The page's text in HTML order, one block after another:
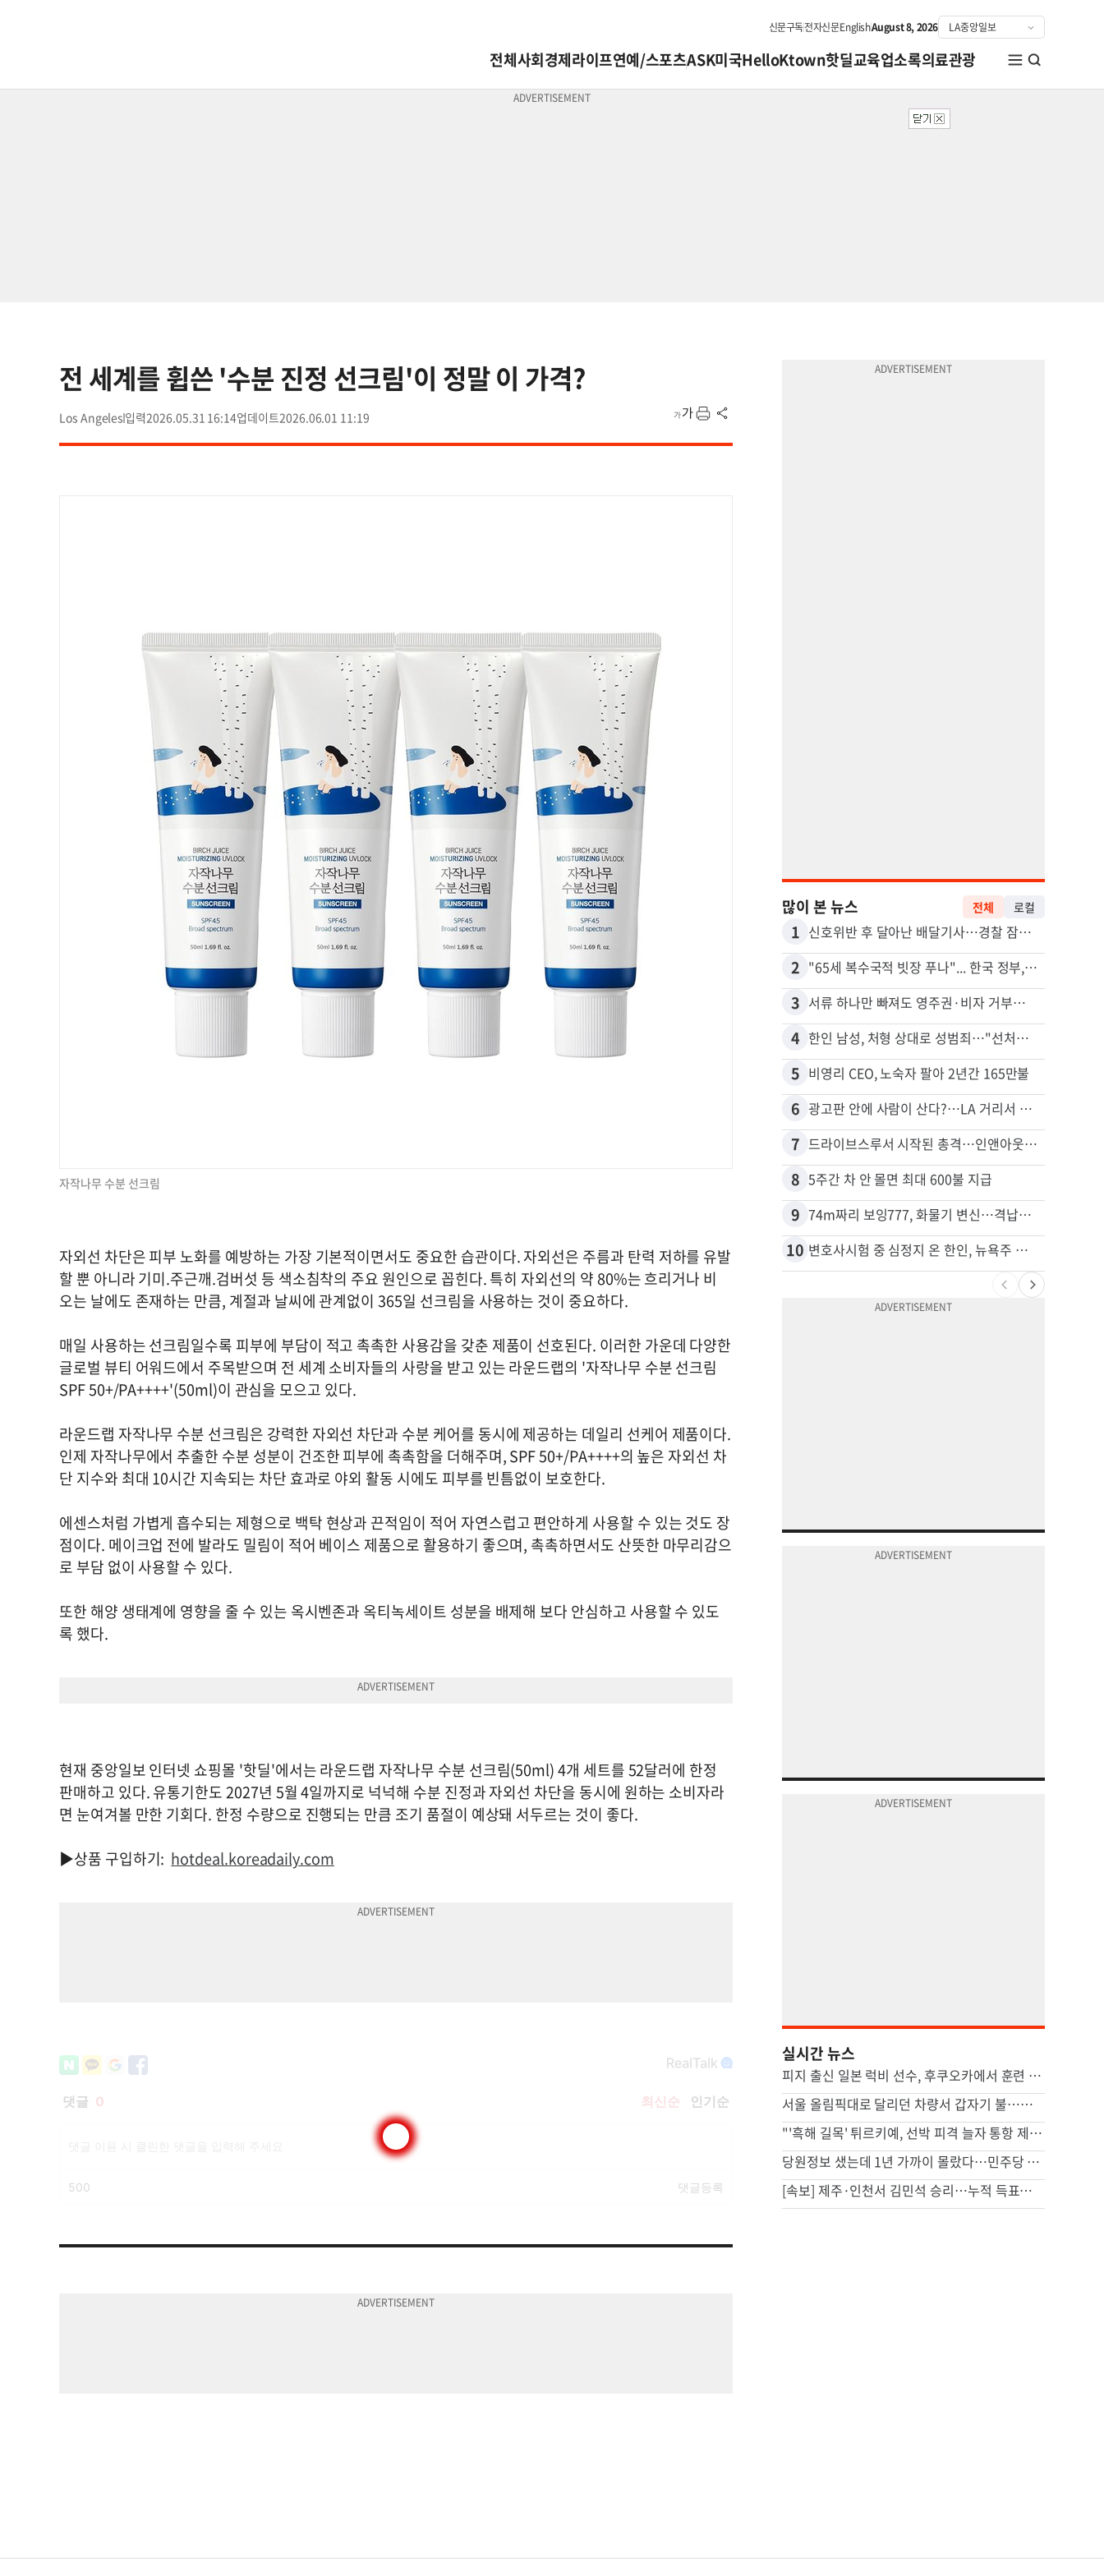
신문구독전자신문EnglishAugust 8, 2026
전체사회경제라이프연예/스포츠ASK미국HelloKtown핫딜교육업소록의료관광
전 세계를 휩쓴 '수분 진정 선크림'이 정말 이 가격?
Los Angeles 2026.05.31 16:14 2026.06.01 11:19
자작나무 수분 선크림
자외선 차단은 피부 노화를 예방하는 가장 기본적이면서도 중요한 습관이다. 자외선은 주름과 탄력 저하를 유발
할 뿐 아니라 기미.주근깨.검버섯 등 색소침착의 주요 원인으로 꼽힌다. 특히 자외선의 약 80%는 흐리거나 비
오는 날에도 존재하는 만큼, 계절과 날씨에 관계없이 365일 선크림을 사용하는 것이 중요하다.
매일 사용하는 선크림일수록 피부에 부담이 적고 촉촉한 사용감을 갖춘 제품이 선호된다. 이러한 가운데 다양한
글로벌 뷰티 어워드에서 주목받으며 전 세계 소비자들의 사랑을 받고 있는 라운드랩의 '자작나무 수분 선크림
SPF 50+/PA++++'(50ml)이 관심을 모으고 있다.
라운드랩 자작나무 수분 선크림은 강력한 자외선 차단과 수분 케어를 동시에 제공하는 데일리 선케어 제품이다.
인제 자작나무에서 추출한 수분 성분이 건조한 피부에 촉촉함을 더해주며, SPF 50+/PA++++의 높은 자외선 차
단 지수와 최대 10시간 지속되는 차단 효과로 야외 활동 시에도 피부를 빈틈없이 보호한다.
에센스처럼 가볍게 흡수되는 제형으로 백탁 현상과 끈적임이 적어 자연스럽고 편안하게 사용할 수 있는 것도 장
점이다. 메이크업 전에 발라도 밀림이 적어 베이스 제품으로 활용하기 좋으며, 촉촉하면서도 산뜻한 마무리감으
로 부담 없이 사용할 수 있다.
또한 해양 생태계에 영향을 줄 수 있는 옥시벤존과 옥티녹세이트 성분을 배제해 보다 안심하고 사용할 수 있도
록 했다.
현재 중앙일보 인터넷 쇼핑몰 '핫딜'에서는 라운드랩 자작나무 수분 선크림(50ml) 4개 세트를 52달러에 한정
판매하고 있다. 유통기한도 2027년 5월 4일까지로 넉넉해 수분 진정과 자외선 차단을 동시에 원하는 소비자라
면 눈여겨볼 만한 기회다. 한정 수량으로 진행되는 만큼 조기 품절이 예상돼 서두르는 것이 좋다.
▶상품 구입하기: hotdeal.koreadaily.com
많이 본 뉴스 전체 로컬
1 신호위반 후 달아난 배달기사…경찰 잠복해 잡고보니 ‘반전’
2 "65세 복수국적 빗장 푸나"... 한국 정부, 연령 완화 전면 추진
3 서류 하나만 빠져도 영주권·비자 거부…심사관 재량권 대폭 확대
4 한인 남성, 처형 상대로 성범죄…"선처해줬더니 배신자 취급"
5 비영리 CEO, 노숙자 팔아 2년간 165만불
6 광고판 안에 사람이 산다?…LA 거리서 화제
7 드라이브스루서 시작된 총격…인앤아웃 참사 영상 공개
8 5주간 차 안 몰면 최대 600불 지급
9 74m짜리 보잉777, 화물기 변신…격납고서 ‘보물’ 찾는 인천공항
10 변호사시험 중 심정지 온 한인, 뉴욕주 제소
실시간 뉴스
피지 출신 일본 럭비 선수, 후쿠오카에서 훈련 중 열사병 사망
서울 올림픽대로 달리던 차량서 갑자기 불…운전자 1명 경상
"'흑해 길목' 튀르키예, 선박 피격 늘자 통항 제한"
당원정보 샜는데 1년 가까이 몰랐다…민주당 “당시 이상없다 판단”
[속보] 제주·인천서 김민석 승리…누적 득표도 정청래에 역전